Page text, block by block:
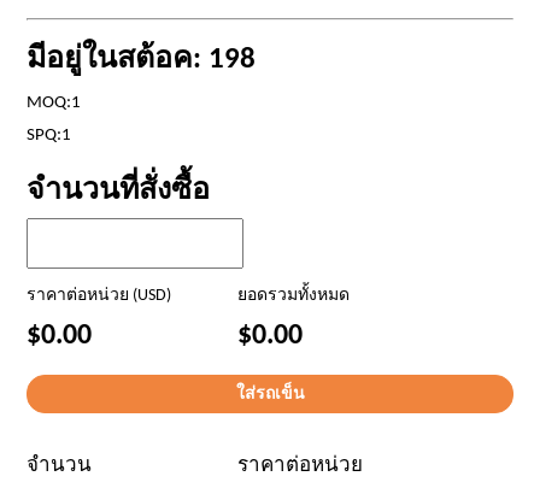
มีอยู่ในสต้อค: 198
MOQ:1
SPQ:1
จำนวนที่สั่งซื้อ
ราคาต่อหน่วย (USD) ยอดรวมทั้งหมด
$0.00 $0.00
จำนวน
ราคาต่อหน่วย